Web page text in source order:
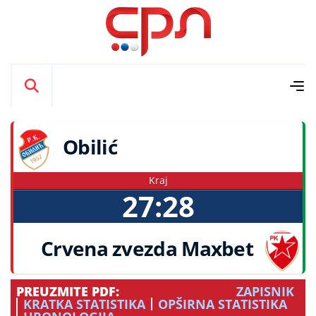
Obilić
Kraj
27:28
Crvena zvezda Maxbet
PREUZMITE PDF: ZAPISNIK
KRATKA STATISTIKA OPŠIRNA STATISTIKA